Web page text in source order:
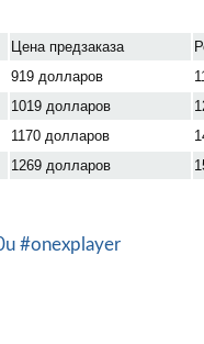
Цена предзаказа
919 долларов
1019 долларов
1170 долларов
1269 долларов
#onexplayer